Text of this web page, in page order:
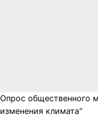
Опрос общественного
изменения климата"